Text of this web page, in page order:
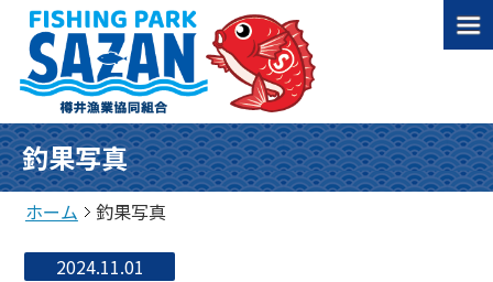
釣果写真
ホーム 釣果写真
2024.11.01